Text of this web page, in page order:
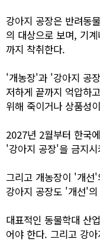
강아지 공장은 반려동
의 대상으로 보며, 기
까지 착취한다.
'개농장'과 '강아지 공
저하게 끝까지 억압하
위해 죽이거나 상품성
2027년 2월부터 한국
'강아지 공장'을 금지
그리고 개농장이 '개
강아지 공장도 '개선'
대표적인 동물학대 산
어야 한다. 그리고 강